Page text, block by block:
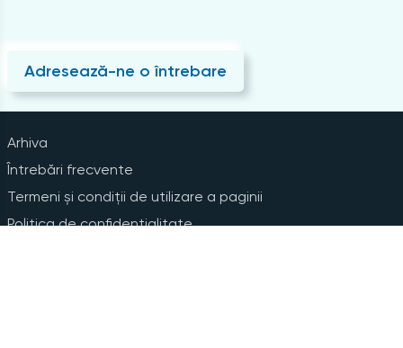
Adresează-ne o întrebare
Arhiva
Întrebări frecvente
Termeni și condiții de utilizare a paginii
Politica de confidențialitate